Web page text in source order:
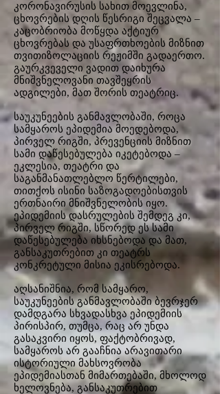
კორონავირუსის სახით‌ მოევლინა,
ცხოვრების დღის წესრიგი შეცვალა –
კაცობრიობა მოწყდა აქტიურ
ცხოვრებას და უსაფრთხოების მიზნით
თვითიზოლაციის რეჟიმში გადაერთო.
გაურკვეველი ვადით დაიხურა
მნიშვნელოვანი თავშეყრის
ადგილები, მათ შორის თეატრიც.
საუკუნეების განმავლობაში, როცა
სამყაროს ეპიდემია მოედებოდა,
პირველ რიგში, პრევენციის მიზნით
სამი დაწესებულება იკეტებოდა –
ეკლესია, თეატრი და
საგანმანათლებლო წერტილები,
თითქოს ისინი საზოგადოებისთვის
ერთნაირი მნიშვნელობის იყო.
ეპიდემიის დასრულების შემდეგ კი,
პირველ რიგში, სწორედ ეს სამი
დაწესებულება იხსნებოდა და მათ,
განსაკუთრებით კი თეატრს
კონკრეტული მისია ეკისრებოდა.
აღსანიშნია, რომ სამყარო,
საუკუნეების განმავლობაში ბევრჯერ
დამდგარა სხვადასხვა ეპიდემიის
პირისპირ, თუმცა, რაც არ უნდა
გასაკვირი იყოს, ფაქტობრივად,
სამყაროს არ გააჩნია არავითარი
ისტორიული მახსოვრობა
ეპიდემიასთან მიმართებაში, მხოლოდ
ხელოვნება, განსაკუთრებით